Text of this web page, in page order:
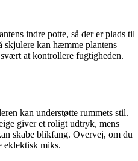
indre potte, så der er plads til
kan hæmme plantens
at kontrollere fugtigheden.
kan understøtte rummets stil.
giver et roligt udtryk, mens
skabe blikfang. Overvej, om du
eklektisk miks.